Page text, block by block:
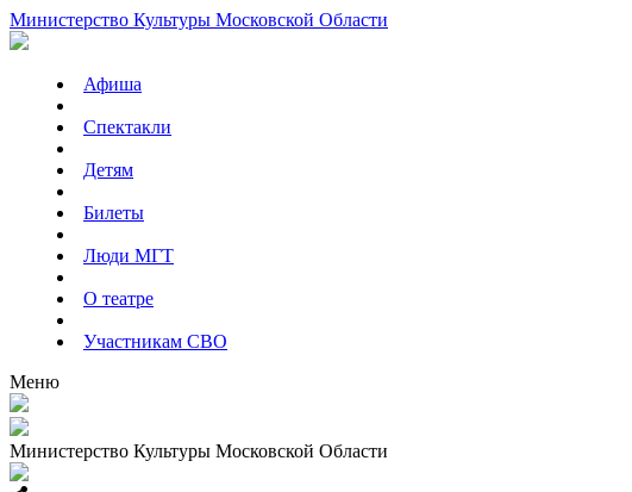
Министерство Культуры Московской Области
Афиша
Спектакли
Детям
Билеты
Люди МГТ
О театре
Участникам СВО
Меню
Министерство Культуры Московской Области